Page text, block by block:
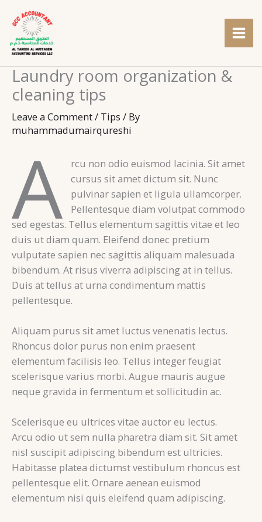
content
Laundry room organization &
cleaning tips
Leave a Comment/ Tips / By
muhammadumairqureshi
A
rcu non odio euismod lacinia. Sit amet
cursus sit amet dictum sit. Nunc
pulvinar sapien et ligula ullamcorper.
Pellentesque diam volutpat commodo
sed egestas. Tellus elementum sagittis vitae et leo
duis ut diam quam. Eleifend donec pretium
vulputate sapien nec sagittis aliquam malesuada
bibendum. At risus viverra adipiscing at in tellus.
Duis at tellus at urna condimentum mattis
pellentesque.
Aliquam purus sit amet luctus venenatis lectus.
Rhoncus dolor purus non enim praesent
elementum facilisis leo. Tellus integer feugiat
scelerisque varius morbi. Augue mauris augue
neque gravida in fermentum et sollicitudin ac.
Scelerisque eu ultrices vitae auctor eu lectus.
Arcu odio ut sem nulla pharetra diam sit. Sit amet
nisl suscipit adipiscing bibendum est ultricies.
Habitasse platea dictumst vestibulum rhoncus est
pellentesque elit. Ornare aenean euismod
elementum nisi quis eleifend quam adipiscing.